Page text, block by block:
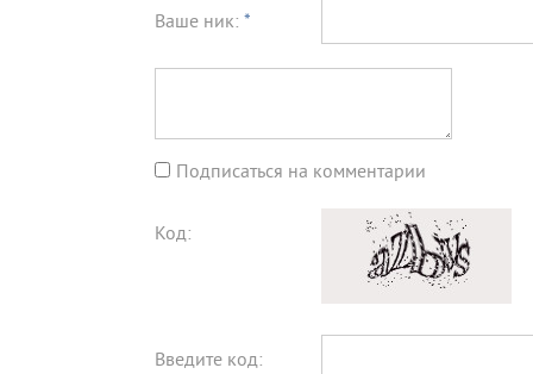
Ваше ник: *
Подписаться на комментарии
Код:
Введите код: